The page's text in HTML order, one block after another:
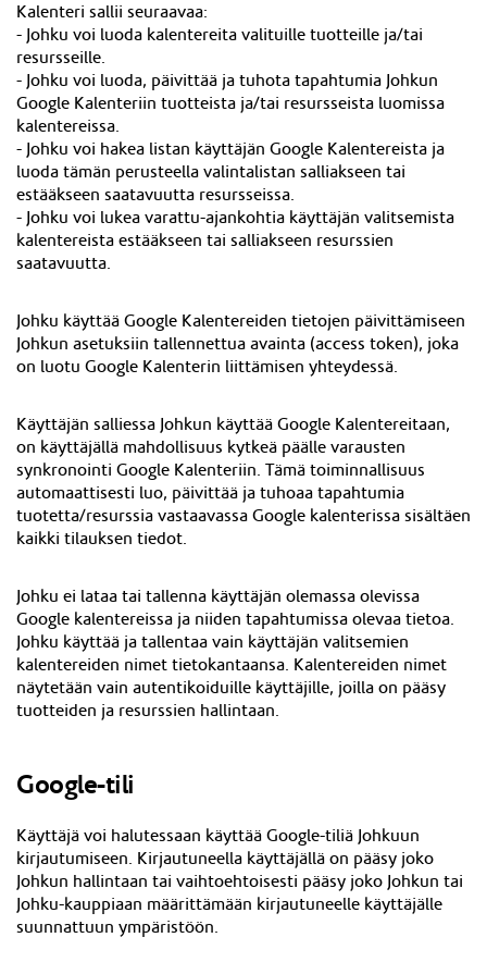
Kalenteri sallii seuraavaa:
- Johku voi luoda kalentereita valituille tuotteille ja/tai
resursseille.
- Johku voi luoda, päivittää ja tuhota tapahtumia Johkun
Google Kalenteriin tuotteista ja/tai resursseista luomissa
kalentereissa.
- Johku voi hakea listan käyttäjän Google Kalentereista ja
luoda tämän perusteella valintalistan salliakseen tai
estääkseen saatavuutta resursseissa.
- Johku voi lukea varattu-ajankohtia käyttäjän valitsemista
kalentereista estääkseen tai salliakseen resurssien
saatavuutta.
Johku käyttää Google Kalentereiden tietojen päivittämiseen
Johkun asetuksiin tallennettua avainta (access token), joka
on luotu Google Kalenterin liittämisen yhteydessä.
Käyttäjän salliessa Johkun käyttää Google Kalentereitaan,
on käyttäjällä mahdollisuus kytkeä päälle varausten
synkronointi Google Kalenteriin. Tämä toiminnallisuus
automaattisesti luo, päivittää ja tuhoaa tapahtumia
tuotetta/resurssia vastaavassa Google kalenterissa sisältäen
kaikki tilauksen tiedot.
Johku ei lataa tai tallenna käyttäjän olemassa olevissa
Google kalentereissa ja niiden tapahtumissa olevaa tietoa.
Johku käyttää ja tallentaa vain käyttäjän valitsemien
kalentereiden nimet tietokantaansa. Kalentereiden nimet
näytetään vain autentikoiduille käyttäjille, joilla on pääsy
tuotteiden ja resurssien hallintaan.
Google-tili
Käyttäjä voi halutessaan käyttää Google-tiliä Johkuun
kirjautumiseen. Kirjautuneella käyttäjällä on pääsy joko
Johkun hallintaan tai vaihtoehtoisesti pääsy joko Johkun tai
Johku-kauppiaan määrittämään kirjautuneelle käyttäjälle
suunnattuun ympäristöön.